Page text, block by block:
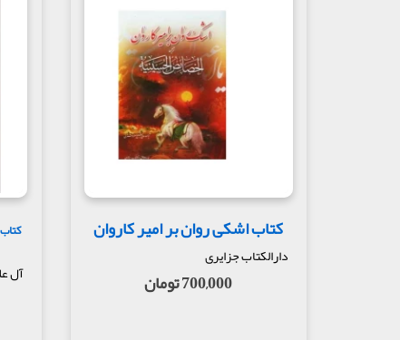
کتاب اشکی روان بر امیر کاروان
دارالکتاب جزایری
700,000 تومان آل